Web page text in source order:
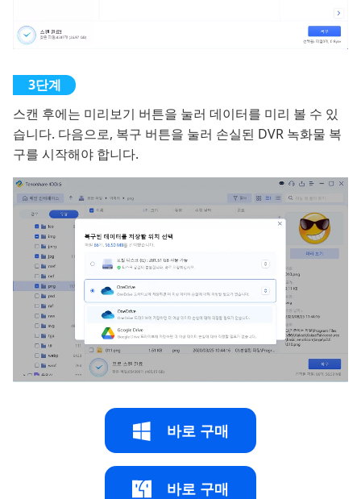
스캔 후에는 미리보기 버튼을 눌러 데이터를 미리 볼 수 있
습니다. 다음으로, 복구 버튼을 눌러 손실된 DVR 녹화물 복
구를 시작해야 합니다.
바로 구매
바로 구매